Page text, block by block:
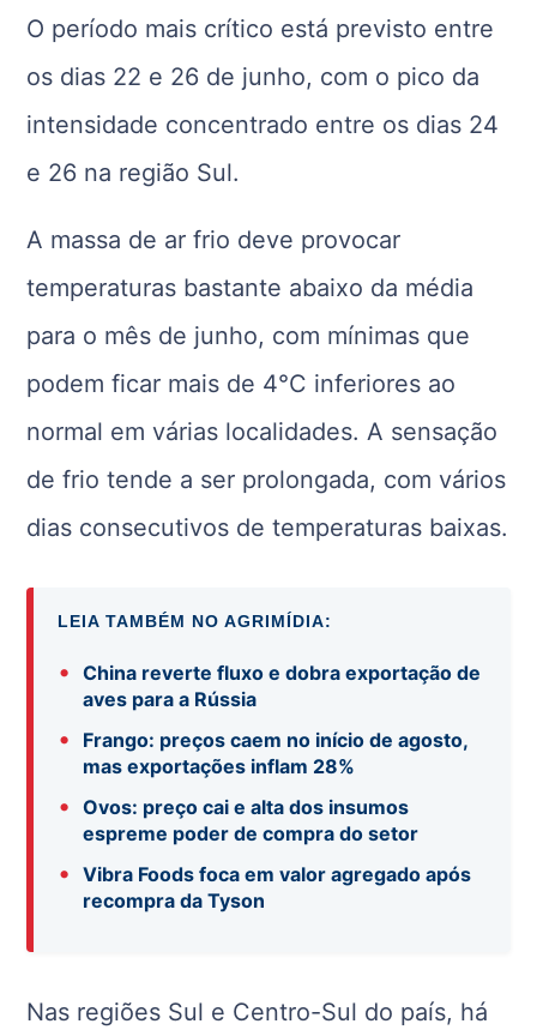
O período mais crítico está previsto entre
os dias 22 e 26 de junho, com o pico da
intensidade concentrado entre os dias 24
e 26 na região Sul.
A massa de ar frio deve provocar
temperaturas bastante abaixo da média
para o mês de junho, com mínimas que
podem ficar mais de 4°C inferiores ao
normal em várias localidades. A sensação
de frio tende a ser prolongada, com vários
dias consecutivos de temperaturas baixas.
LEIA TAMBÉM NO AGRIMÍDIA:
•
China reverte fluxo e dobra exportação de
aves para a Rússia
•
Frango: preços caem no início de agosto,
mas exportações inflam 28%
•
Ovos: preço cai e alta dos insumos
espreme poder de compra do setor
•
Vibra Foods foca em valor agregado após
recompra da Tyson
Nas regiões Sul e Centro-Sul do país, há